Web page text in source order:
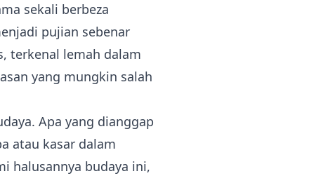
sekali berbeza
pujian sebenar
terkenal lemah dalam
yang mungkin salah
Apa yang dianggap
atau kasar dalam
halusannya budaya ini,